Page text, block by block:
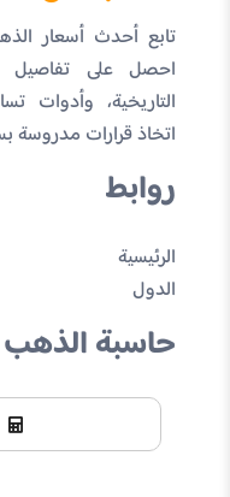
تابع أحدث أسعار
احصل على تفاصيل
التاريخية، وأدوات
اتخاذ قرارات مدروسة
روابط
الرئيسية
الدول
حاسبة الذهب